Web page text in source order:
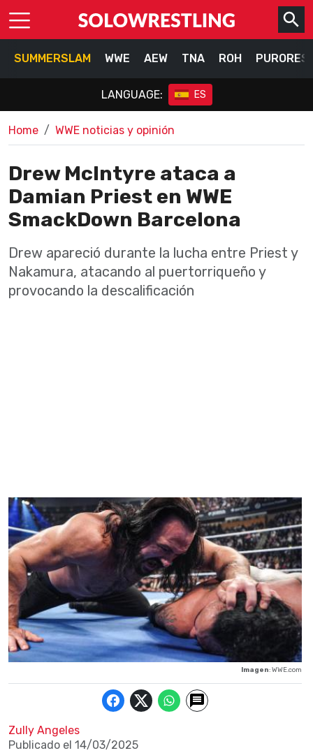
SUMMERSLAM WWE AEW TNA ROH
LANGUAGE: ES
Home WWE noticias y opinión
Drew McIntyre ataca a
Damian Priest en WWE
SmackDown Barcelona
Drew apareció durante la lucha entre Priest y
Nakamura, atacando al puertorriqueño y
provocando la descalificación
Imagen: WWE.com
Zully Angeles
Publicado el 14/03/2025